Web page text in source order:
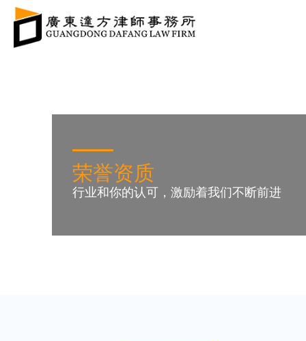
荣誉资质
行业和你的认可，激励着我们不断前进